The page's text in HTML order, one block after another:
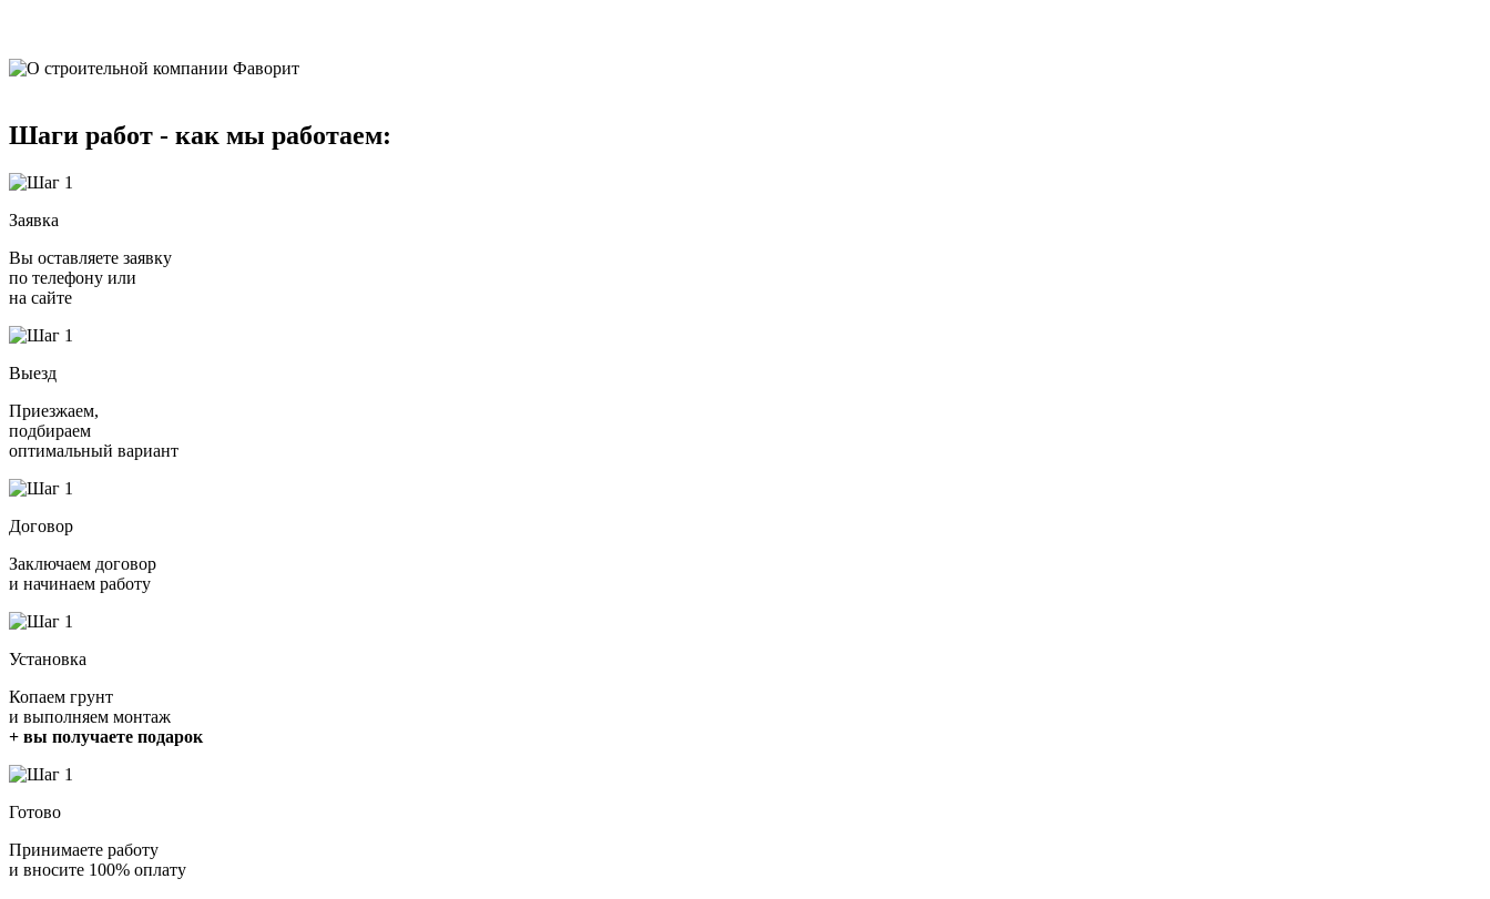
Шаги работ - как мы работаем:
Заявка
Вы оставляете заявку
по телефону или
на сайте
Выезд
Приезжаем,
подбираем
оптимальный вариант
Договор
Заключаем договор
и начинаем работу
Установка
Копаем грунт
и выполняем монтаж
+ вы получаете подарок
Готово
Принимаете работу
и вносите 100% оплату